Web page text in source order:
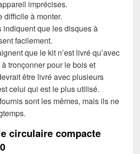
imprécises.
difficile à monter.
indiquent que les disques à
facilement.
que le kit n’est livré qu’avec
tronçonner pour le bois et
être livré avec plusieurs
celui qui est le plus utilisé.
sont les mêmes, mais ils ne
circulaire compacte